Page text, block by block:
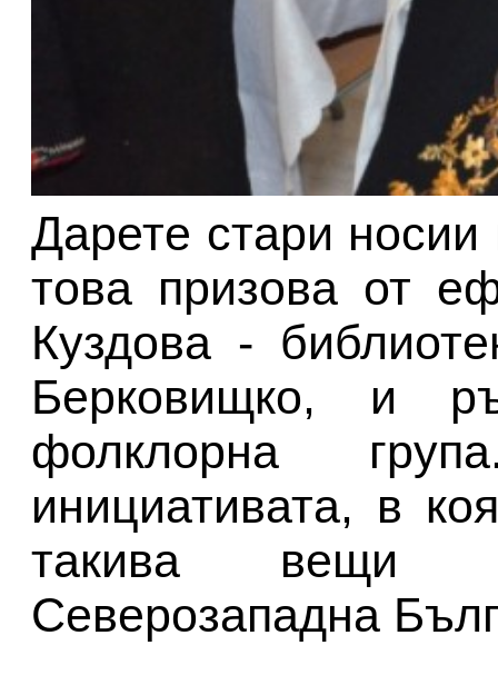
Дарете стари
това призова от
Куздова -
Берковищко, и
фолклорна
инициативата, в
такива вещи
Северозападна